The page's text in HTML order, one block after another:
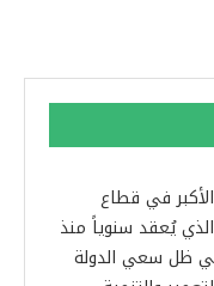
في قطاع
يُعقد سنوياً منذ
في ظل سعي الدولة